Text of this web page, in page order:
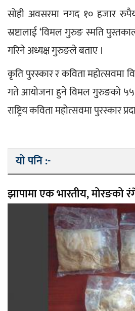
सोही अवसरमा नगद १० हजार
स्रष्टालाई ‘विमल गुरुङ स्मति
गरिने अध्यक्ष गुरुङले बताए ।
कृति पुरस्कार र कविता महोत्सवमा
गते आयोजना हुने विमल गुरुङको
राष्ट्रिय कविता महोत्सवमा पुरस्कार
यो पनि :-
झापामा एक भारतीय, मोरङको